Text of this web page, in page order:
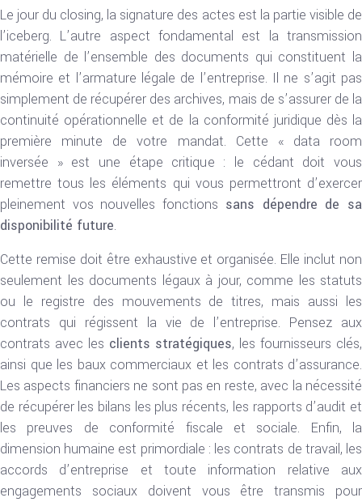
Le jour du closing, la signature des actes est la partie visible de
l’iceberg. L’autre aspect fondamental est la transmission
matérielle de l’ensemble des documents qui constituent la
mémoire et l’armature légale de l’entreprise. Il ne s’agit pas
simplement de récupérer des archives, mais de s’assurer de la
continuité opérationnelle et de la conformité juridique dès la
première minute de votre mandat. Cette « data room
inversée » est une étape critique : le cédant doit vous
remettre tous les éléments qui vous permettront d’exercer
pleinement vos nouvelles fonctions sans dépendre de sa
disponibilité future.
Cette remise doit être exhaustive et organisée. Elle inclut non
seulement les documents légaux à jour, comme les statuts
ou le registre des mouvements de titres, mais aussi les
contrats qui régissent la vie de l’entreprise. Pensez aux
contrats avec les clients stratégiques, les fournisseurs clés,
ainsi que les baux commerciaux et les contrats d’assurance.
Les aspects financiers ne sont pas en reste, avec la nécessité
de récupérer les bilans les plus récents, les rapports d’audit et
les preuves de conformité fiscale et sociale. Enfin, la
dimension humaine est primordiale : les contrats de travail, les
accords d’entreprise et toute information relative aux
engagements sociaux doivent vous être transmis pour